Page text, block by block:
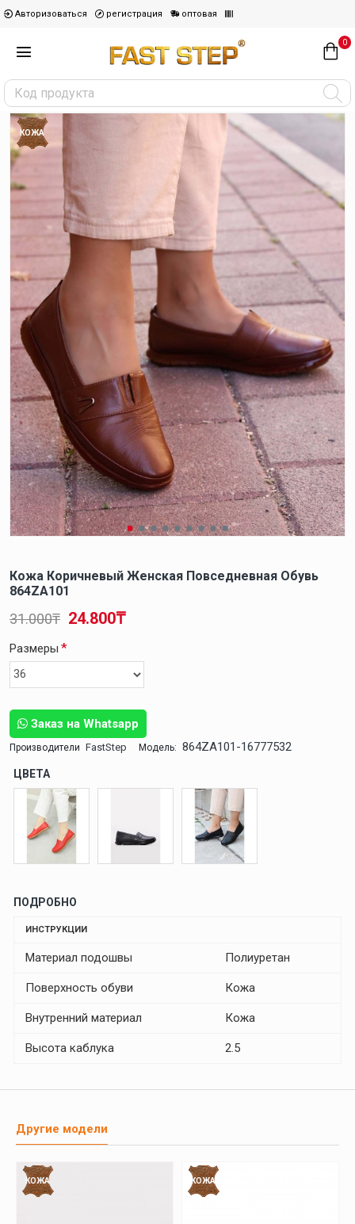
Авторизоваться регистрация оптовая
0
КОЖА
Кожа Коричневый Женская Повседневная Обувь
864ZA101
Заказ на Whatsapp
Производители FastStep Модель: 864ZA101-16777532
24.800₸
31.000₸
Размеры
ЦВЕТА
ПОДРОБНО
ИНСТРУКЦИИ
Материал подошвы Полиуретан
Поверхность обуви Кожа
Внутренний материал Кожа
Высота каблука 2.5
Другие модели
КОЖА КОЖА